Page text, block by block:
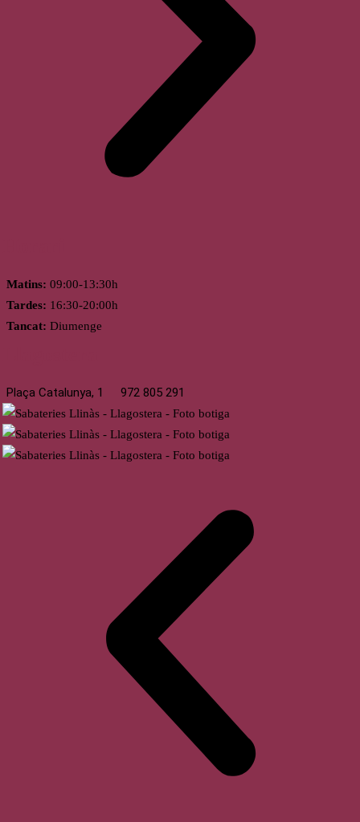
Matins: 09:00-13:30h
Tardes: 16:30-20:00h
Tancat: Diumenge
Plaça Catalunya, 1 972 805 291